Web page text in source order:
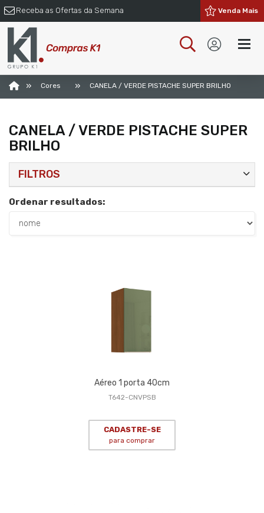
Receba as Ofertas da Semana Venda Mais
» Cores » CANELA / VERDE PISTACHE SUPER BRILHO
CANELA / VERDE PISTACHE SUPER
BRILHO
FILTROS
Ordenar resultados:
Aéreo 1 porta 40cm
T642-CNVPSB
CADASTRE-SE
para comprar